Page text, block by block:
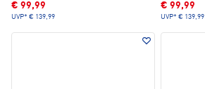
€ 99,99
UVP* € 139,99
€ 99,99
UVP* € 139,99